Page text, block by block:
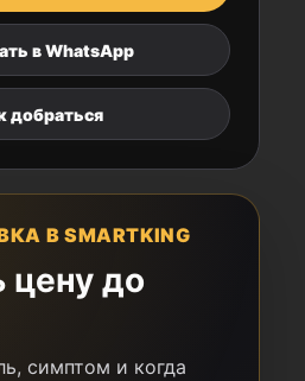
в WhatsApp
добраться
В SMARTKING
цену до
симптом и когда